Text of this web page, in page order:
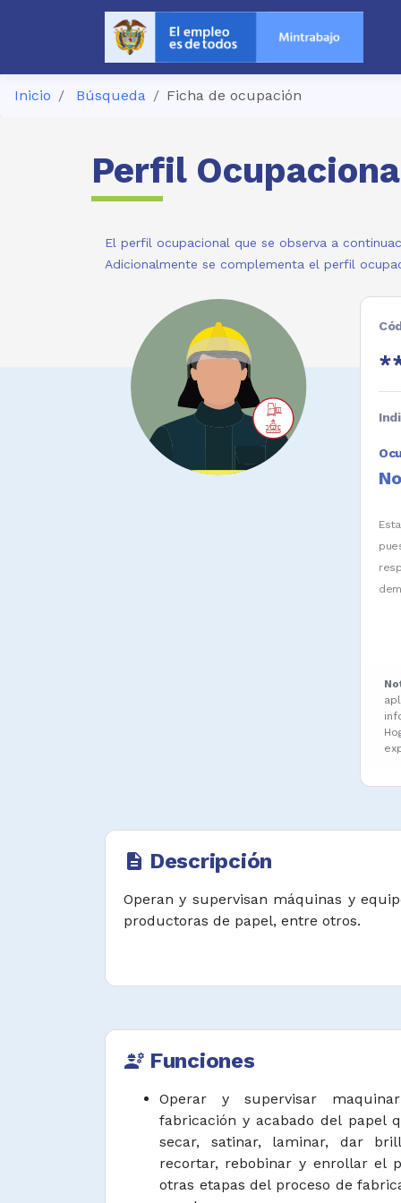
Inicio Búsqueda Ficha de ocupación
Perfil
El perfil ocupacional que se observa a
Adicionalmente se complementa el perfil
description Descripción
Operan y supervisan máquinas y
productoras de papel, entre otros.
engineering Funciones
Operar y supervisar
fabricación y acabado del papel
secar, satinar, laminar, dar
recortar, rebobinar y enrollar el
otras etapas del proceso de